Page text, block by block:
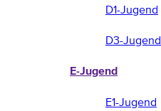
D1-Jugend
D3-Jugend
E-Jugend
E1-Jugend